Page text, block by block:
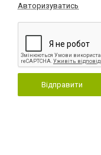
Авторизуватись
Відправити